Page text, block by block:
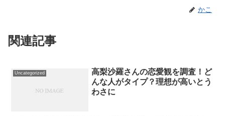
かこ
関連記事
Uncategorized
高梨沙羅さんの恋愛観を調査！ど
んな人がタイプ？理想が高いとう
わさに